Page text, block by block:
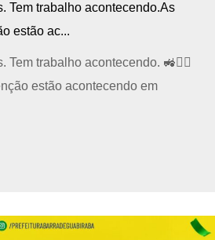
Tem trabalho acontecendo.As
estão ac...
Tem trabalho acontecendo. 🚜👷‍♂️
estão acontecendo em